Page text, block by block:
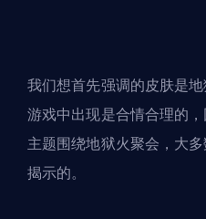
我们想首先强调的皮肤是
游戏中出现是合情合理的
主题围绕地狱火聚会，大
揭示的。